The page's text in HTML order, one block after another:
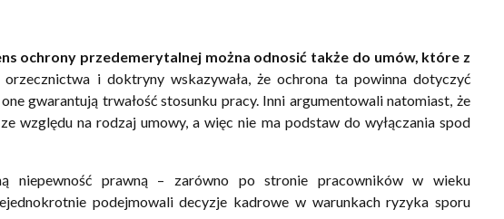
ochrony przedemerytalnej można odnosić także do umów, które z
orzecznictwa i doktryny wskazywała, że ochrona ta powinna dotyczyć
gwarantują trwałość stosunku pracy. Inni argumentowali natomiast, że
względu na rodzaj umowy, a więc nie ma podstaw do wyłączania spod
niepewność prawną – zarówno po stronie pracowników w wieku
podejmowali decyzje kadrowe w warunkach ryzyka sporu